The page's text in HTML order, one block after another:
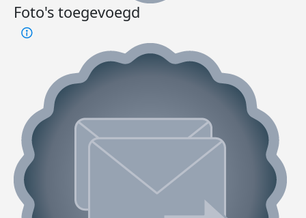
Foto's toegevoegd